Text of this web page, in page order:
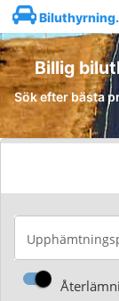
Billig
Sök efter bästa